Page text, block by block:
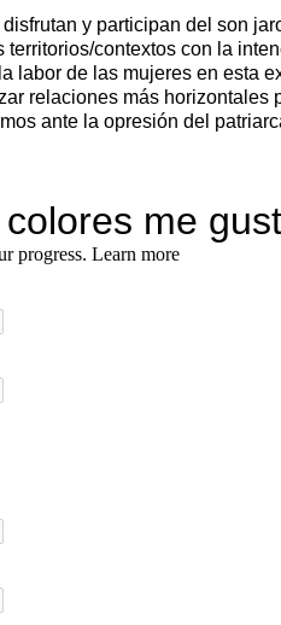
y participan del son
territorios/contextos con la
labor de las mujeres en esta
relaciones más horizontales
ante la opresión del